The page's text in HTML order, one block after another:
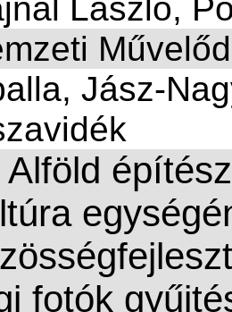
László,
Jász-
Alföld
fotók